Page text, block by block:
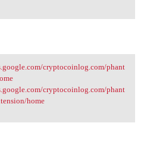
cryptocoinlog.com/phant
cryptocoinlog.com/phant
home